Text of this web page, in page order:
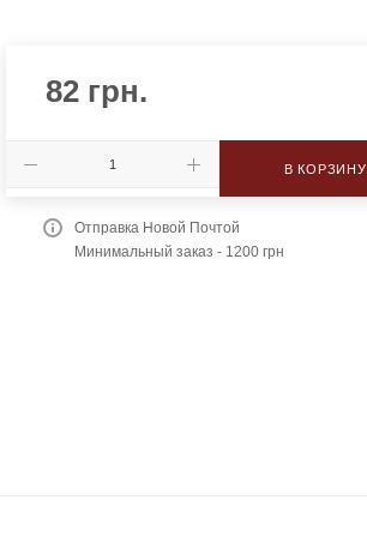
82 грн.
В КОРЗИНУ
Отправка Новой Почтой
Минимальный заказ - 1200 грн